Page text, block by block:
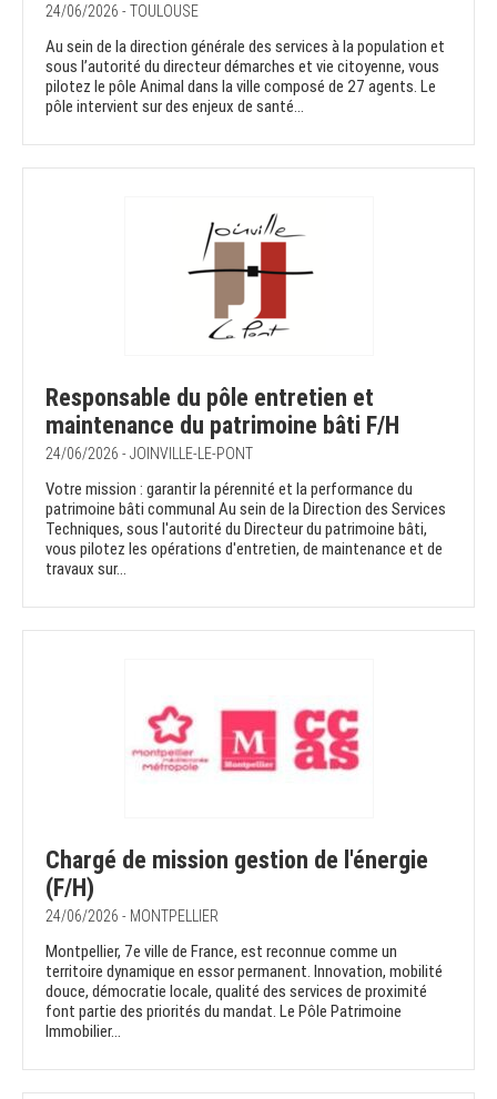
24/06/2026 - TOULOUSE
Au sein de la direction générale des services à la population et
sous l’autorité du directeur démarches et vie citoyenne, vous
pilotez le pôle Animal dans la ville composé de 27 agents. Le
pôle intervient sur des enjeux de santé...
Responsable du pôle entretien et
maintenance du patrimoine bâti F/H
24/06/2026 - JOINVILLE-LE-PONT
Votre mission : garantir la pérennité et la performance du
patrimoine bâti communal Au sein de la Direction des Services
Techniques, sous l'autorité du Directeur du patrimoine bâti,
vous pilotez les opérations d'entretien, de maintenance et de
travaux sur...
Chargé de mission gestion de l'énergie
(F/H)
24/06/2026 - MONTPELLIER
Montpellier, 7e ville de France, est reconnue comme un
territoire dynamique en essor permanent. Innovation, mobilité
douce, démocratie locale, qualité des services de proximité
font partie des priorités du mandat. Le Pôle Patrimoine
Immobilier...